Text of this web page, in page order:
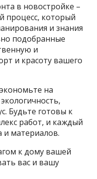
в новостройке –
процесс, который
и знания
подобранные
и
и красоту вашего
на
Будьте готовы к
работ, и каждый
и материалов.
к дому вашей
вас и вашу